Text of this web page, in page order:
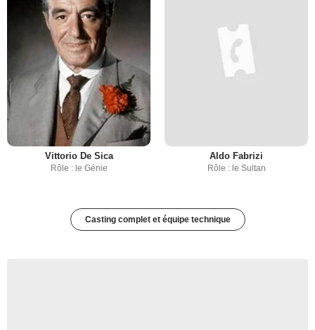
Vittorio De Sica
Rôle : le Génie
Aldo Fabrizi
Rôle : le Sultan
Casting complet et équipe technique